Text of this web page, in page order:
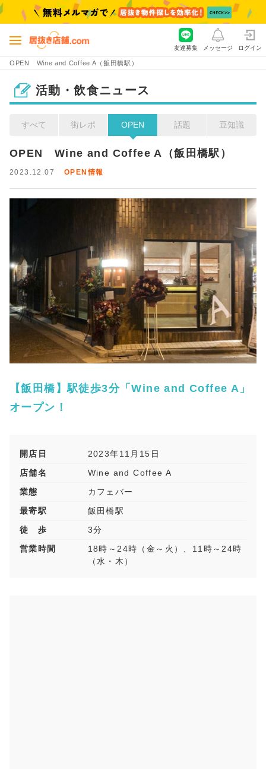
OPEN Wine and Coffee A（飯田橋駅）
友達募集 メッセージ ログイン
活動・飲食ニュース
すべて 街レポ OPEN 話題 豆知識
OPEN　Wine and Coffee A（飯田橋駅）
2023.12.07 OPEN情報
【飯田橋】駅徒歩3分「Wine and Coffee A」
オープン！
開店日
2023年11月15日
店舗名
Wine and Coffee A
業態
カフェバー
最寄駅
飯田橋駅
徒 歩
3分
営業時間
18時～24時（金～火）、11時～24時
（水・木）